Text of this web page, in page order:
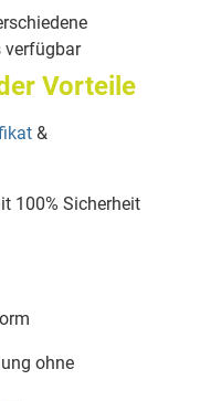
verfügbar
Vorteile
&
100% Sicherheit
ohne